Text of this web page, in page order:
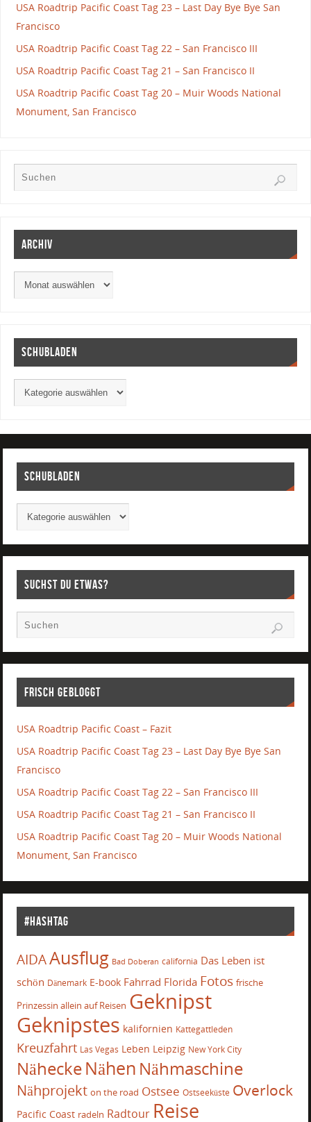
USA Roadtrip Pacific Coast Tag 23 – Last Day Bye Bye San
Francisco
USA Roadtrip Pacific Coast Tag 22 – San Francisco III
USA Roadtrip Pacific Coast Tag 21 – San Francisco II
USA Roadtrip Pacific Coast Tag 20 – Muir Woods National
Monument, San Francisco
Archiv
Schubladen
Schubladen
Suchst Du etwas?
Frisch gebloggt
USA Roadtrip Pacific Coast – Fazit
USA Roadtrip Pacific Coast Tag 23 – Last Day Bye Bye San
Francisco
USA Roadtrip Pacific Coast Tag 22 – San Francisco III
USA Roadtrip Pacific Coast Tag 21 – San Francisco II
USA Roadtrip Pacific Coast Tag 20 – Muir Woods National
Monument, San Francisco
#Hashtag
AIDAAusflug Bad Doberan california Das Leben ist
schön Dänemark E-book Fahrrad Florida Fotos frische
Prinzessin allein auf Reisen Geknipst
Geknipstes kalifornien Kattegattleden
Kreuzfahrt Las Vegas Leben Leipzig New York City
NäheckeNähen Nähmaschine
Nähprojekt on the road Ostsee Ostseeküste Overlock
Pacific Coast radeln Radtour Reise